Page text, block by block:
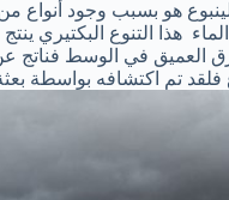
هو بسبب وجود أنواع
هذا التنوع البكتيري
العميق في الوسط
تم اكتشافه بواسطة